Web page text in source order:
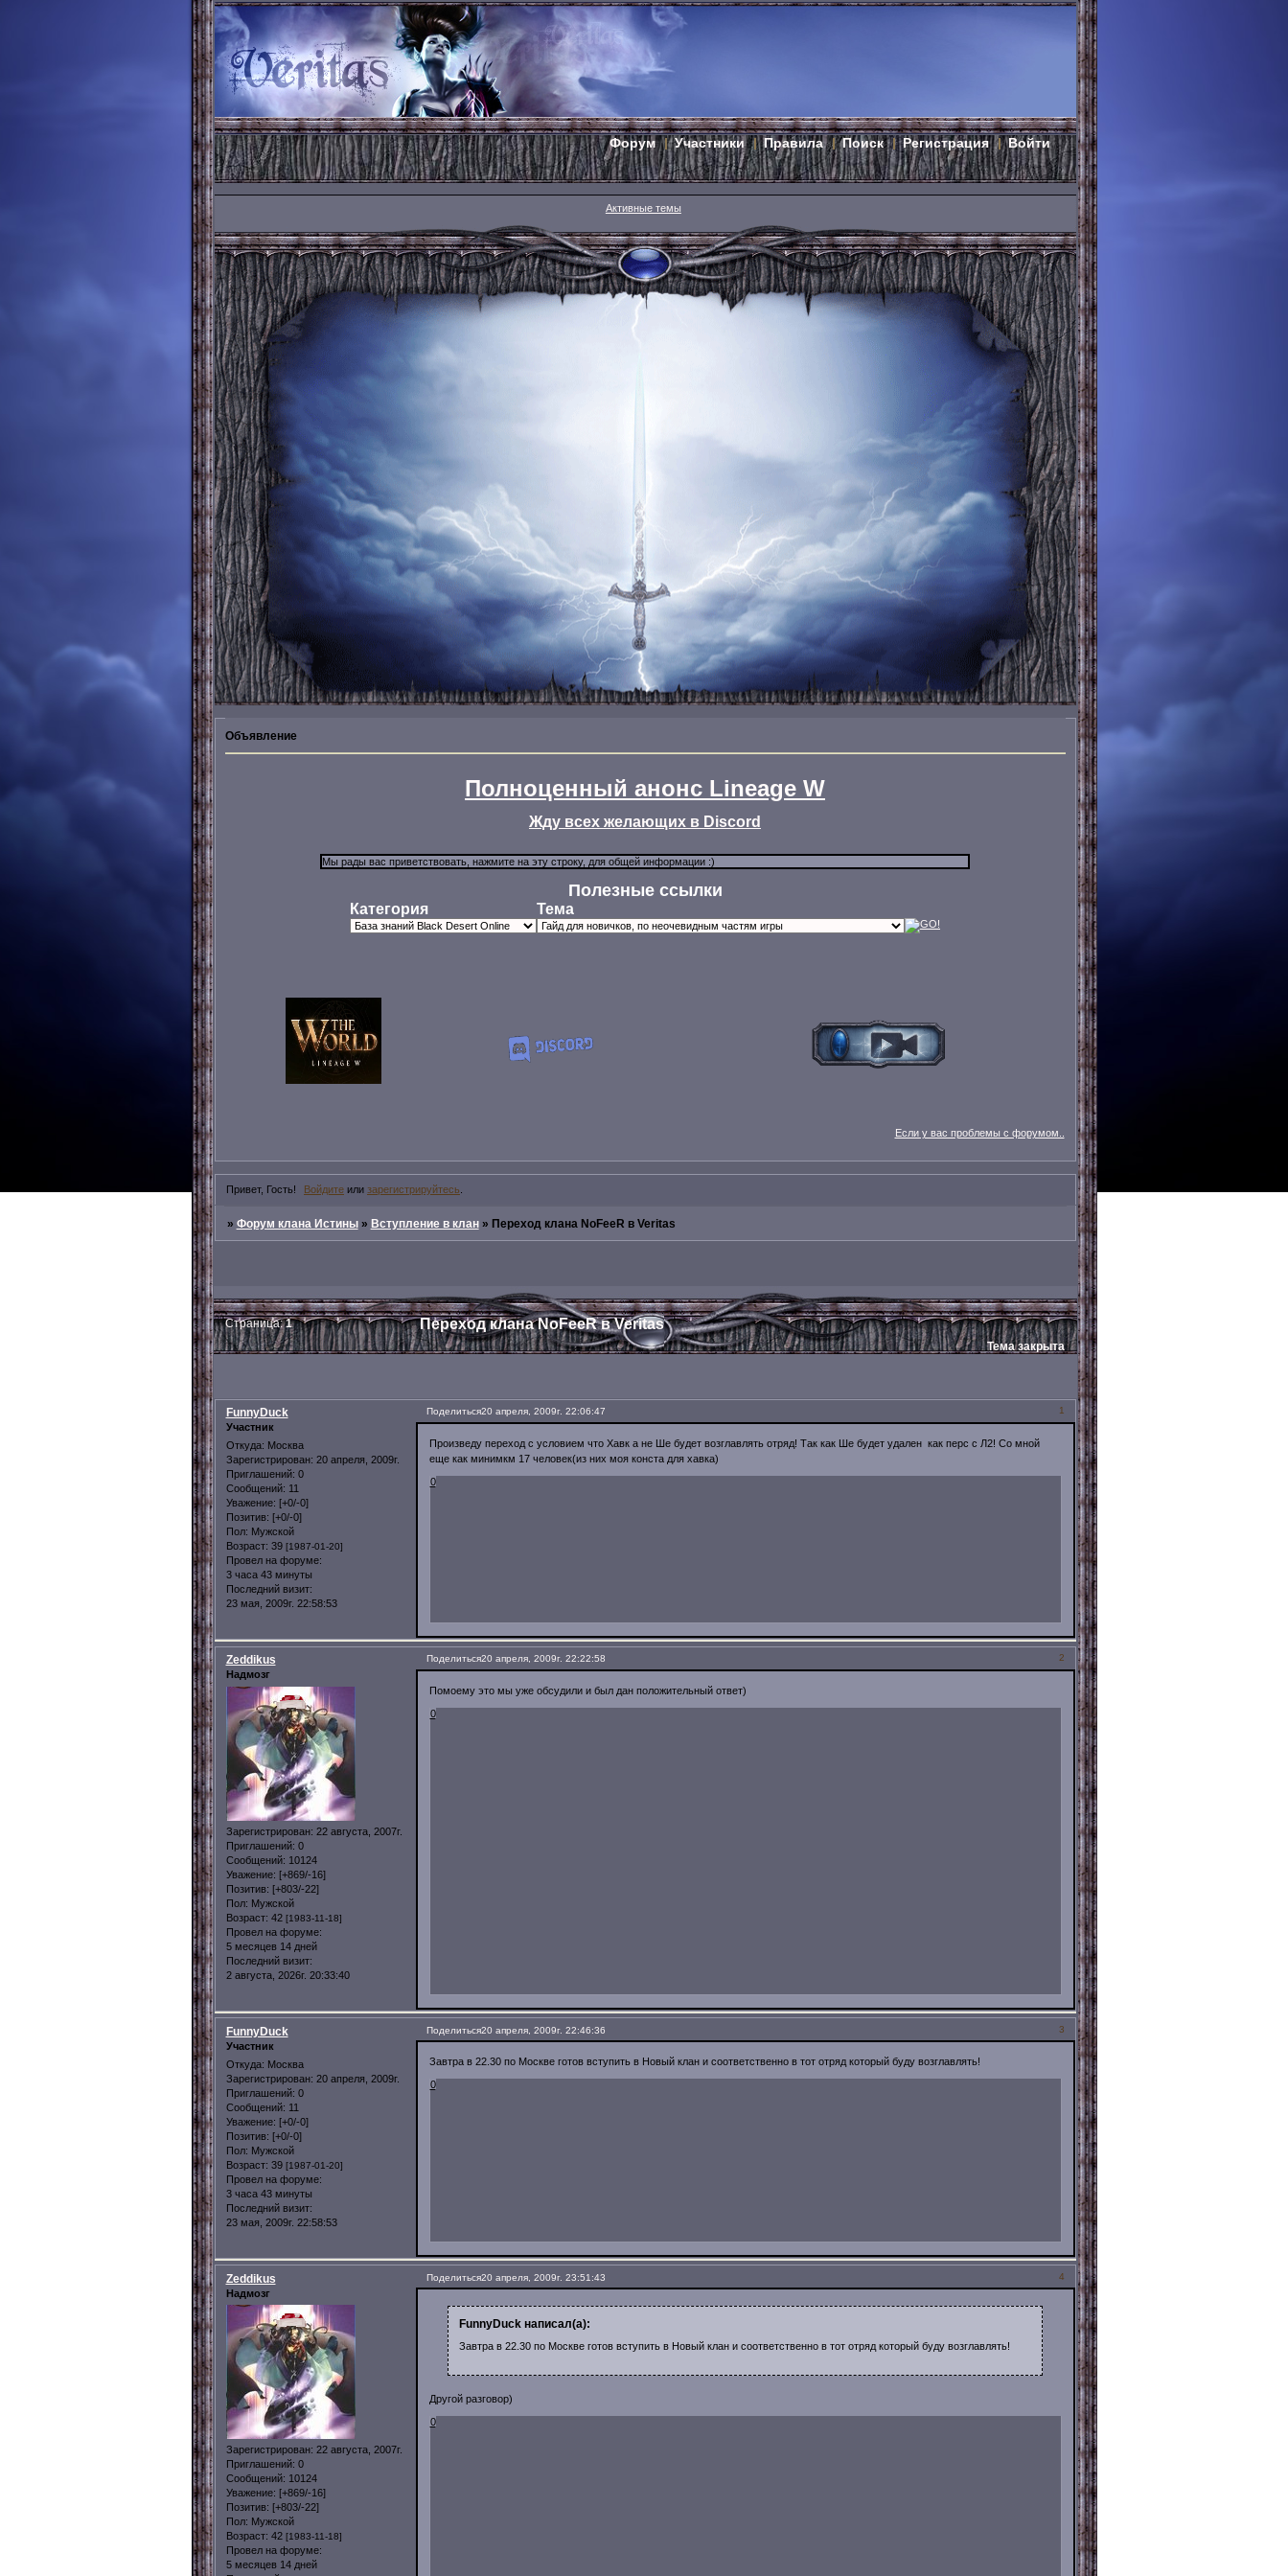
Форум Участники Правила Поиск Регистрация Войти
Активные темы
Объявление
Полноценный анонс Lineage W
Жду всех желающих в Discord
Полезные ссылки
Категория Тема
Если у вас проблемы с форумом..
Привет, Гость! Войдите или зарегистрируйтесь
» Форум клана Истины » Вступление в клан » Переход клана NoFeeR в Veritas
Переход клана NoFeeR в Veritas
Страница:1
Тема закрыта
Поделиться 1
20 апреля, 2009г. 22:06:47
FunnyDuck
Участник
Откуда: Москва
Зарегистрирован: 20 апреля, 2009г.
Приглашений: 0
Сообщений: 11
Уважение: [+0/-0]
Позитив: [+0/-0]
Пол: Мужской
Возраст: 39 [1987-01-20]
Провел на форуме:
3 часа 43 минуты
Последний визит:
23 мая, 2009г. 22:58:53
Произведу переход с условием что Хавк а не Ше будет возглавлять отряд! Так как Ше будет удален как перс с Л2! Со мной
еще как минимкм 17 человек(из них моя конста для хавка)
0
Поделиться 2
20 апреля, 2009г. 22:22:58
Zeddikus
Надмозг
Зарегистрирован: 22 августа, 2007г.
Приглашений: 0
Сообщений: 10124
Уважение: [+869/-16]
Позитив: [+803/-22]
Пол: Мужской
Возраст: 42 [1983-11-18]
Провел на форуме:
5 месяцев 14 дней
Последний визит:
2 августа, 2026г. 20:33:40
Помоему это мы уже обсудили и был дан положительный ответ)
0
Поделиться 3
20 апреля, 2009г. 22:46:36
FunnyDuck
Участник
Откуда: Москва
Зарегистрирован: 20 апреля, 2009г.
Приглашений: 0
Сообщений: 11
Уважение: [+0/-0]
Позитив: [+0/-0]
Пол: Мужской
Возраст: 39 [1987-01-20]
Провел на форуме:
3 часа 43 минуты
Последний визит:
23 мая, 2009г. 22:58:53
Завтра в 22.30 по Москве готов вступить в Новый клан и соответственно в тот отряд который буду возглавлять!
0
Поделиться 4
20 апреля, 2009г. 23:51:43
Zeddikus
Надмозг
Зарегистрирован: 22 августа, 2007г.
Приглашений: 0
Сообщений: 10124
Уважение: [+869/-16]
Позитив: [+803/-22]
Пол: Мужской
Возраст: 42 [1983-11-18]
Провел на форуме:
5 месяцев 14 дней
FunnyDuck написал(а):
Завтра в 22.30 по Москве готов вступить в Новый клан и соответственно в тот отряд который буду возглавлять!
Другой разговор)
0